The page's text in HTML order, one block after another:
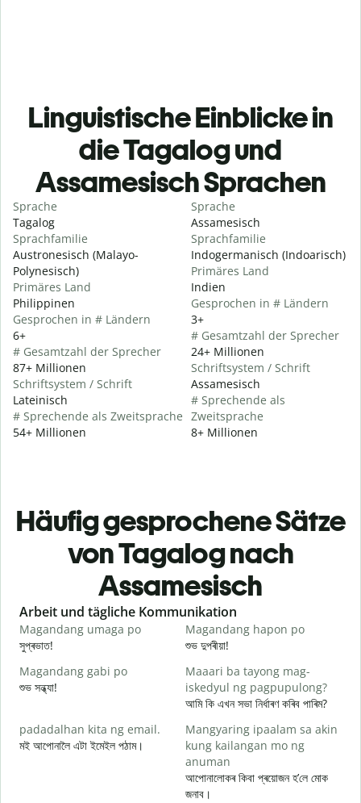
Linguistische Einblicke in
die Tagalog und
Assamesisch Sprachen
Sprache
Tagalog
Sprachfamilie
Austronesisch (Malayo-
Polynesisch)
Primäres Land
Philippinen
Gesprochen in # Ländern
6+
# Gesamtzahl der Sprecher
87+ Millionen
Schriftsystem / Schrift
Lateinisch
# Sprechende als Zweitsprache
54+ Millionen
Sprache
Assamesisch
Sprachfamilie
Indogermanisch (Indoarisch)
Primäres Land
Indien
Gesprochen in # Ländern
3+
# Gesamtzahl der Sprecher
24+ Millionen
Schriftsystem / Schrift
Assamesisch
# Sprechende als
Zweitsprache
8+ Millionen
Häufig gesprochene Sätze
von Tagalog nach
Assamesisch
Slide 1 of 6
Arbeit und tägliche Kommunikation
Magandang umaga po
সুপ্ৰভাত!
Magandang hapon po
শুভ দুপৰীয়া!
Magandang gabi po
শুভ সন্ধ্যা!
Maaari ba tayong mag-
iskedyul ng pagpupulong?
আমি কি এখন সভা নিৰ্ধাৰণ কৰিব পাৰিম?
padadalhan kita ng email.
মই আপোনালৈ এটা ইমেইল পঠাম।
Mangyaring ipaalam sa akin
kung kailangan mo ng
anuman
আপোনালোকৰ কিবা প্ৰয়োজন হ’লে মোক
জনাব।